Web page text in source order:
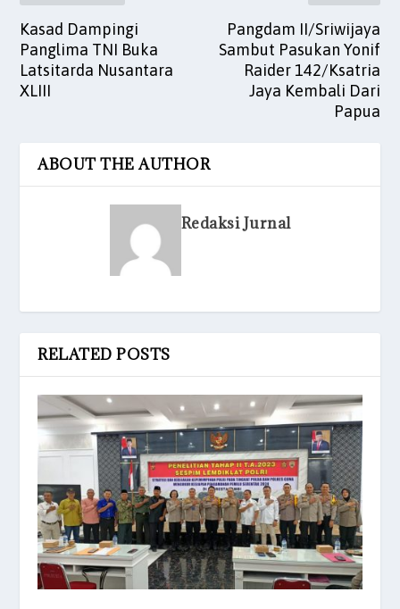
Kasad Dampingi
Panglima TNI Buka
Latsitarda Nusantara
XLIII
Pangdam II/Sriwijaya
Sambut Pasukan Yonif
Raider 142/Ksatria
Jaya Kembali Dari
Papua
ABOUT THE AUTHOR
Redaksi Jurnal
RELATED POSTS